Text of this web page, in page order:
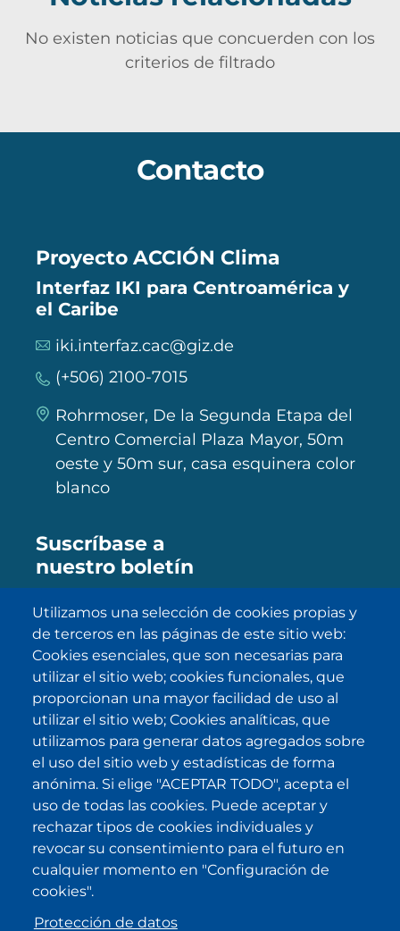
No existen noticias que concuerden con los
criterios de filtrado
Contacto
Proyecto ACCIÓN Clima
Interfaz IKI para Centroamérica y
el Caribe
iki.interfaz.cac@giz.de
(+506) 2100-7015
Rohrmoser, De la Segunda Etapa del
Centro Comercial Plaza Mayor, 50m
oeste y 50m sur, casa esquinera color
blanco
Suscríbase a
nuestro boletín
SUBSCRIBE
He sido informado/a sobre política
de privacidad
y la acepto.
IKI en otras latitudes
. . . .
Utilizamos una selección de cookies propias y
de terceros en las páginas de este sitio web:
Cookies esenciales, que son necesarias para
utilizar el sitio web; cookies funcionales, que
proporcionan una mayor facilidad de uso al
utilizar el sitio web; Cookies analíticas, que
utilizamos para generar datos agregados sobre
el uso del sitio web y estadísticas de forma
anónima. Si elige "ACEPTAR TODO", acepta el
uso de todas las cookies. Puede aceptar y
rechazar tipos de cookies individuales y
revocar su consentimiento para el futuro en
cualquier momento en "Configuración de
cookies".
Protección de datos